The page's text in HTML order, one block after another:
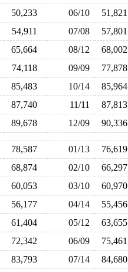
50,233 06/10
54,911 07/08
65,664 08/12
74,118 09/09
85,483 10/14
87,740 11/11
89,678 12/09
78,587 01/13
68,874 02/10
60,053 03/10
56,177 04/14
61,404 05/12
72,342 06/09
83,793 07/14